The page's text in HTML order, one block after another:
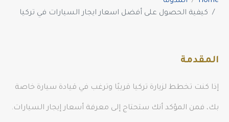
كيفية الحصول على أفضل اسعار ايجار السيارات في تركيا
المقدمة
إذا كنت تخطط لزيارة تركيا قريبًا وترغب في قيادة سيارة خاصة
بك، فمن المؤكد أنك ستحتاج إلى معرفة أسعار إيجار السيارات.